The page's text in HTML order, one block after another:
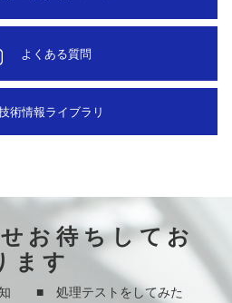
よくある質問
術情報ライブラリ
お待ちしてお
ます
■ 処理テストをしてみた